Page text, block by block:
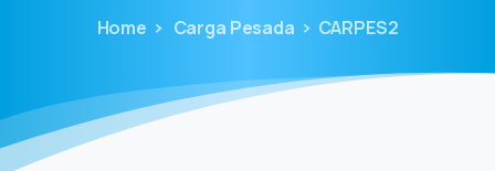
Home Carga Pesada CARPES2